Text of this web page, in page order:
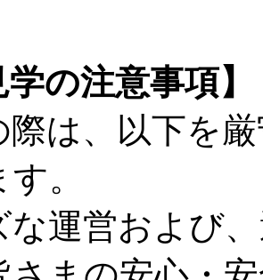
学の注意事項】
際は、以下を
。
な運営および